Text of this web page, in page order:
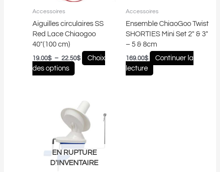
Accessoires
Aiguilles circulaires SS
Red Lace Chiaogoo
40″(100 cm)
19.00$ – 22.50$
Choix
des options
sur
la
du
produit
Accessoires
Ensemble ChiaoGoo Twist
SHORTIES Mini Set 2″ & 3″
– 5 & 8cm
169.00$
Continuer la
lecture
EN RUPTURE
D'INVENTAIRE